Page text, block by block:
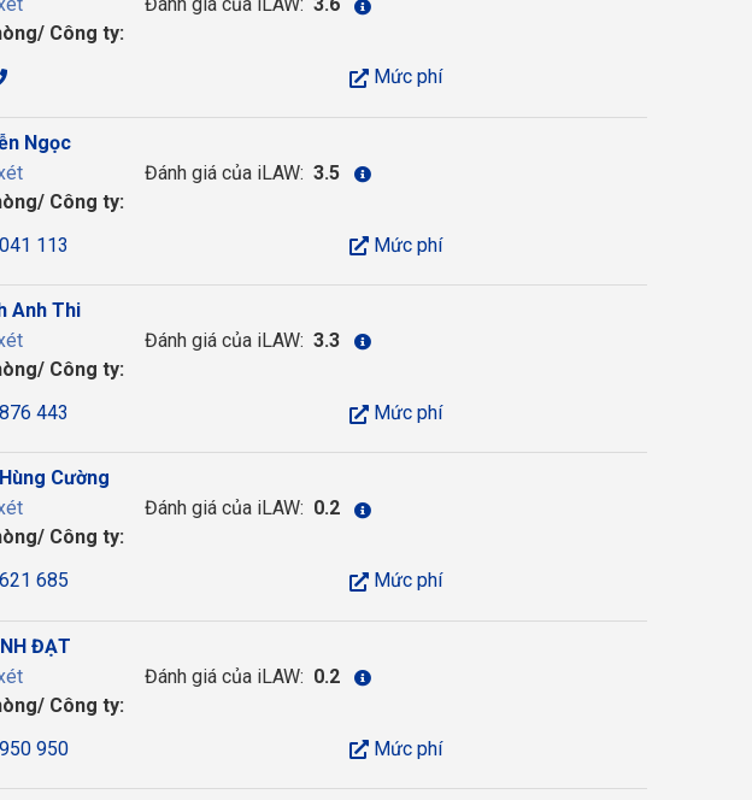
Đánh giá của iLAW: 3.6
Công ty:
Mức phí
Ngọc
Đánh giá của iLAW: 3.5
Công ty:
113
Mức phí
Anh Thi
Đánh giá của iLAW: 3.3
Công ty:
443
Mức phí
Cường
Đánh giá của iLAW: 0.2
Công ty:
685
Mức phí
ĐẠT
Đánh giá của iLAW: 0.2
Công ty:
950
Mức phí